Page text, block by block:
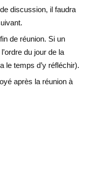
discussion, il faudra
de réunion. Si un
du jour de la
le temps d’y réfléchir).
après la réunion à